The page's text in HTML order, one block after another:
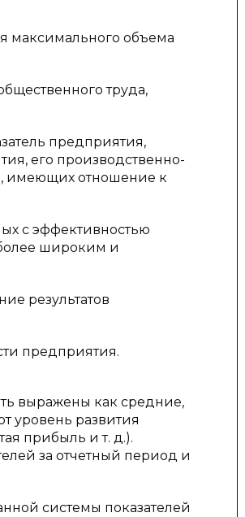
максимального объема
труда,
предприятия,
его производственно-
имеющих отношение к
с эффективностью
более широким и
результатов
предприятия.
выражены как средние,
уровень развития
прибыль и т. д.).
за отчетный период и
системы показателей